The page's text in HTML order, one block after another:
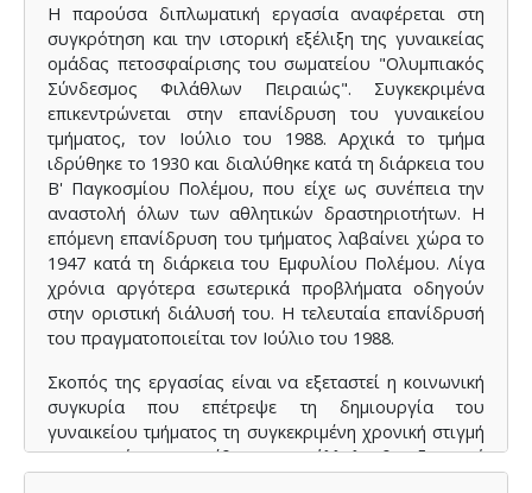
Η παρούσα διπλωματική εργασία αναφέρεται στη
συγκρότηση και την ιστορική εξέλιξη της γυναικείας
ομάδας πετοσφαίρισης του σωματείου "Ολυμπιακός
Σύνδεσμος Φιλάθλων Πειραιώς". Συγκεκριμένα
επικεντρώνεται στην επανίδρυση του γυναικείου
τμήματος, τον Ιούλιο του 1988. Αρχικά το τμήμα
ιδρύθηκε το 1930 και διαλύθηκε κατά τη διάρκεια του
Β' Παγκοσμίου Πολέμου, που είχε ως συνέπεια την
αναστολή όλων των αθλητικών δραστηριοτήτων. Η
επόμενη επανίδρυση του τμήματος λαβαίνει χώρα το
1947 κατά τη διάρκεια του Εμφυλίου Πολέμου. Λίγα
χρόνια αργότερα εσωτερικά προβλήματα οδηγούν
στην οριστική διάλυσή του. Η τελευταία επανίδρυσή
του πραγματοποιείται τον Ιούλιο του 1988.
Σκοπός της εργασίας είναι να εξεταστεί η κοινωνική
συγκυρία που επέτρεψε τη δημιουργία του
γυναικείου τμήματος τη συγκεκριμένη χρονική στιγμή
και οι στόχοι που τέθηκαν. Παράλληλα θα εξεταστεί